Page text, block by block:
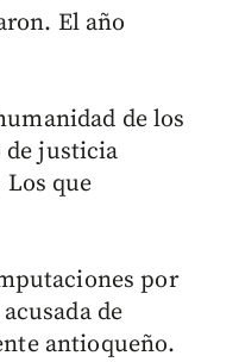
El año
de los
de justicia
que
por
de
antioqueño.